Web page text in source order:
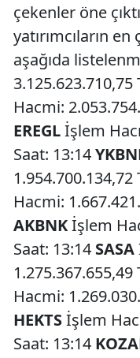
çekenler öne
yatırımcıların
aşağıda
3.125.623.710,75
Hacmi:
EREGLİşlem
Saat: 13:14
1.954.700.134,72
Hacmi:
AKBNKİşlem
Saat: 13:14 SASA
1.275.367.655,49
Hacmi:
HEKTSİşlem
Saat: 13:14